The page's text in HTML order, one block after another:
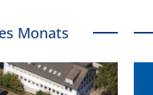
Monats